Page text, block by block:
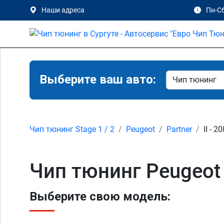
Наши адреса Пн-
Выберите ваш авто:
Чип тюнинг Stage 1 / 2 Peugeot Partner II -
Чип тюнинг Peugeot
Выберите свою модель: